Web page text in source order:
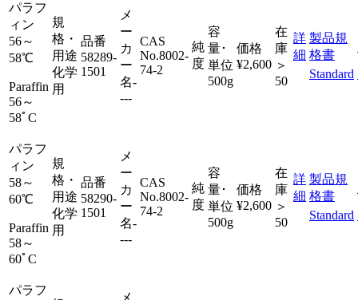
パラフ
ィン
56～
58℃
Paraffin
56～
58ﾟC
規
格・
用途
化学
用
品番
58289-
1501
メ
ー
カ
ー
名-
---
CAS
No.8002-
74-2
純
度
容
量･
単位
500g
価格
¥2,600
在
庫
＞
50
詳
細
製品規
格書
Standard
パラフ
ィン
58～
60℃
Paraffin
58～
60ﾟC
規
格・
用途
化学
用
品番
58290-
1501
メ
ー
カ
ー
名-
---
CAS
No.8002-
74-2
純
度
容
量･
単位
500g
価格
¥2,600
在
庫
＞
50
詳
細
製品規
格書
Standard
パラフ